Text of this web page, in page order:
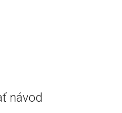
návod